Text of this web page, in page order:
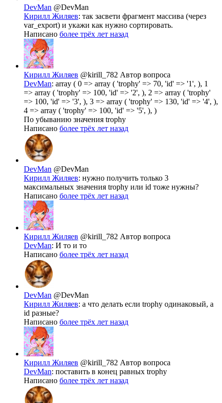
DevMan @DevMan
Кирилл Жиляев: так засвети фрагмент массива (через
var_export) и укажи как нужно сортировать.
Написано более трёх лет назад
Кирилл Жиляев @kirill_782 Автор вопроса
DevMan: array ( 0 => array ( 'trophy' => 70, 'id' => '1', ), 1
=> array ( 'trophy' => 100, 'id' => '2', ), 2 => array ( 'trophy'
=> 100, 'id' => '3', ), 3 => array ( 'trophy' => 130, 'id' => '4', ),
4 => array ( 'trophy' => 100, 'id' => '5', ), )
По убыванию значения trophy
Написано более трёх лет назад
DevMan @DevMan
Кирилл Жиляев: нужно получить только 3
максимальных значения trophy или id тоже нужны?
Написано более трёх лет назад
Кирилл Жиляев @kirill_782 Автор вопроса
DevMan: И то и то
Написано более трёх лет назад
DevMan @DevMan
Кирилл Жиляев: a что делать если trophy одинаковый, а
id разные?
Написано более трёх лет назад
Кирилл Жиляев @kirill_782 Автор вопроса
DevMan: поставить в конец равных trophy
Написано более трёх лет назад